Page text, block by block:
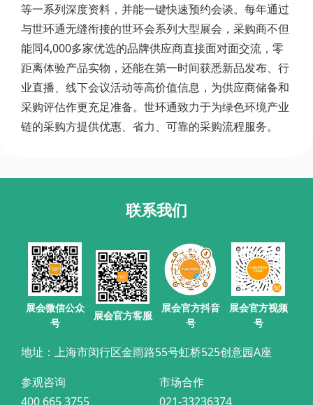
等一系列深度资料，并能一键快速预约会谈。每年通过
与世环通无缝衔接的世环会系列大型展会，采购商不但
能同4,000多家优选的品牌供应商直接面对面交流，零
距离体验产品实物，还能在第一时间获悉新品发布、行
业直播、线下会议活动等高价值信息，为供应商储备和
采购评估作更充足准备。世环通致力于为绿色环境产业
链的采购方提供优惠、省力、可靠的采购流程服务。
联系我们
展会微信公众
号
展会官方客服
展会官方抖音
号
展会官方视频
号
地址：上海市闵行区金雨路55号虹桥525创意园A座
参观咨询
400 665 3755
市场合作
021-33236374